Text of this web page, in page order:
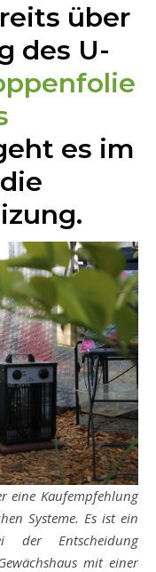
über
des U-
es im
Systeme. Es ist ein
der Entscheidung
mit einer